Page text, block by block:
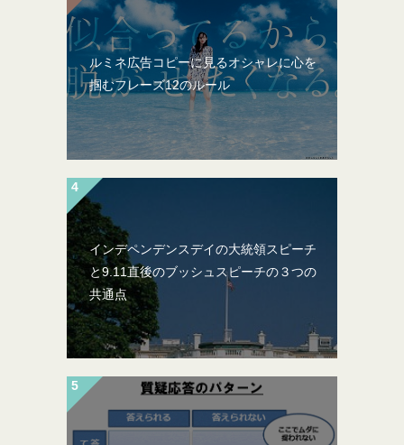
ルミネ広告コピーに見るオシャレに心を
掴むフレーズ12のルール
インデペンデンスデイの大統領スピーチ
と9.11直後のブッシュスピーチの３つの
共通点